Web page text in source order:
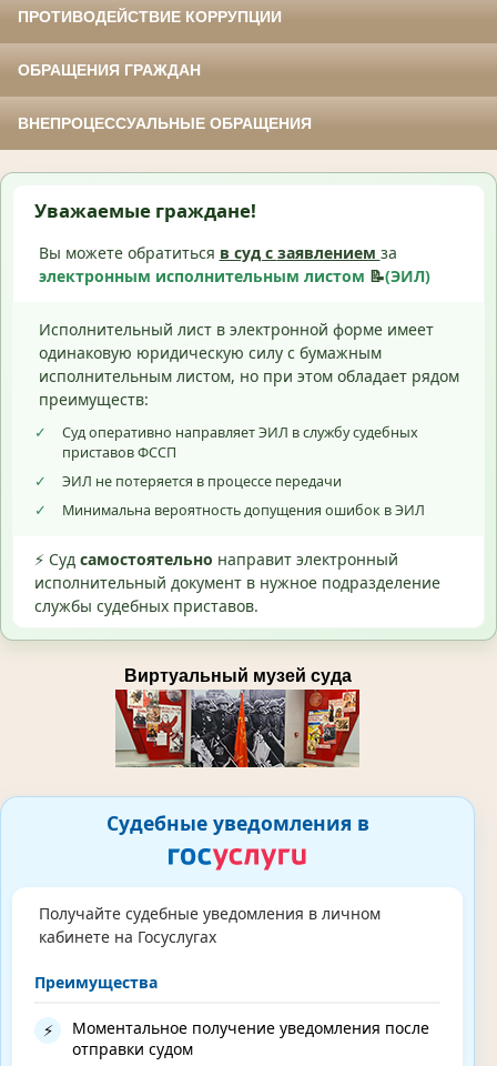
ПРОТИВОДЕЙСТВИЕ КОРРУПЦИИ
ОБРАЩЕНИЯ ГРАЖДАН
ВНЕПРОЦЕССУАЛЬНЫЕ ОБРАЩЕНИЯ
Уважаемые граждане!
Вы можете обратиться в суд с заявлением за
электронным исполнительным листом 📝(ЭИЛ)
Исполнительный лист в электронной форме имеет
одинаковую юридическую силу с бумажным
исполнительным листом, но при этом обладает рядом
преимуществ:
✓
Суд оперативно направляет ЭИЛ в службу судебных
приставов ФССП
✓
ЭИЛ не потеряется в процессе передачи
✓
Минимальна вероятность допущения ошибок в ЭИЛ
⚡ Суд самостоятельно направит электронный
исполнительный документ в нужное подразделение
службы судебных приставов.
Виртуальный музей суда
Судебные уведомления в
Получайте судебные уведомления в личном
кабинете на Госуслугах
Преимущества
⚡
Моментальное получение уведомления после
отправки судом